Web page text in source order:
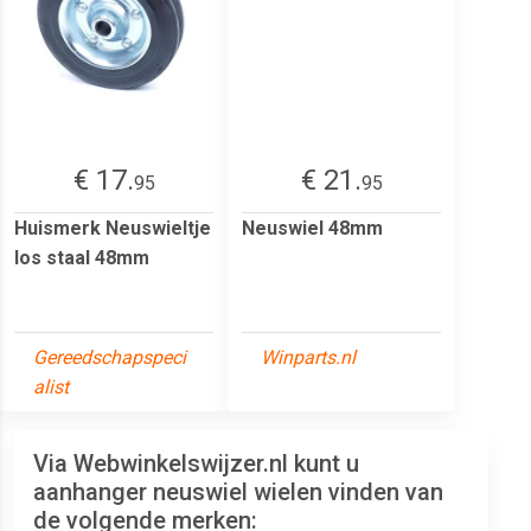
€ 17.95
Huismerk Neuswieltje
los staal 48mm
Gereedschapspeci
alist
€ 21.95
Neuswiel 48mm
Winparts.nl
Via Webwinkelswijzer.nl kunt u
aanhanger neuswiel wielen vinden van
de volgende merken: